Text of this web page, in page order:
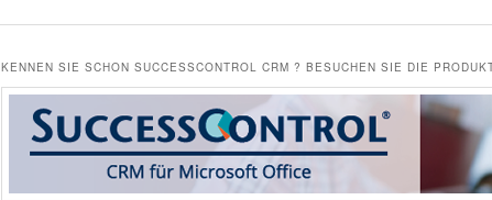
KENNEN SIE SCHON SUCCESSCONTROL CRM ? BESUCHEN SIE DIE